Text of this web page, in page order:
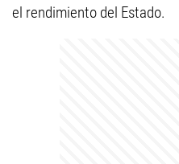
el rendimiento del Estado.